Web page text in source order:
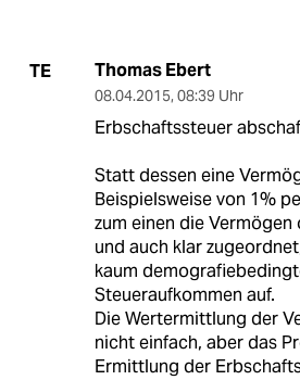
TE Thomas Ebert
08.04.2015, 08:39 Uhr
Erbschaftssteuer
Statt dessen eine
Beispielsweise von 1%
zum einen die
und auch klar
kaum
Steueraufkommen auf.
Die Wertermittlung der
nicht einfach, aber das
Ermittlung der